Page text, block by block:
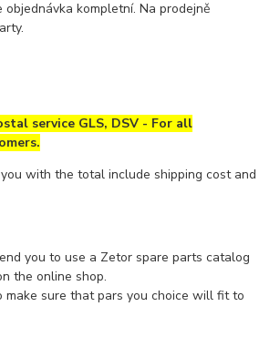
objednávka kompletní. Na prodejně
service GLS, DSV - For all
with the total include shipping cost and
you to use a Zetor spare parts catalog
the online shop.
sure that pars you choice will fit to